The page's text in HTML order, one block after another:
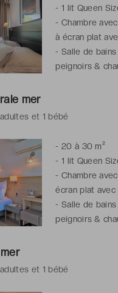
- 1 lit Queen
- Chambre
à écran plat
- Salle de
peignoirs &
mer
et 1 bébé
- 20 à 30 m²
- 1 lit Queen
- Chambre
écran plat
- Salle de
peignoirs &
et 1 bébé